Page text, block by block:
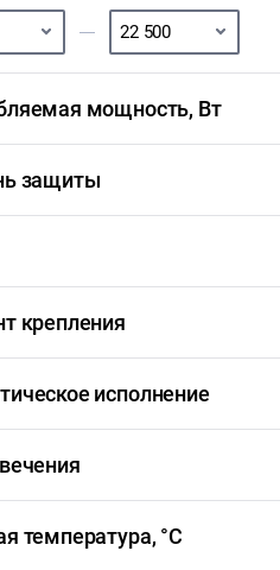
мощность, Вт
защиты
крепления
исполнение
температура, °С